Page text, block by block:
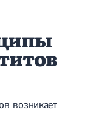
возникает